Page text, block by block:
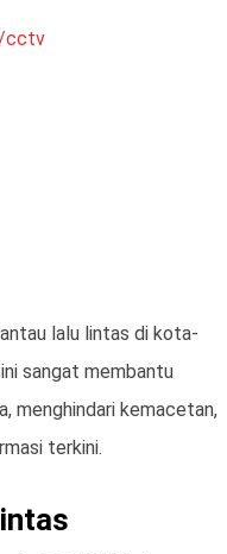
cctv
lalu lintas di kota-
sangat membantu
menghindari kemacetan,
terkini.